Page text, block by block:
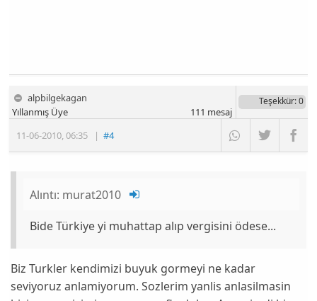
alpbilgekagan
11-06-2010,06:35 |#4
Yıllanmış Üye
Teşekkür: 0
111 mesaj
Alıntı: murat2010
Bide Türkiye yi muhattap alıp vergisini ödese...
Biz Turkler kendimizi buyuk gormeyi ne kadar
seviyoruz anlamiyorum. Sozlerim yanlis anlasilmasin